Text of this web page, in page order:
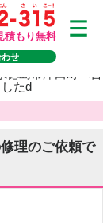
積もり無料
わせ
たd
理のご依頼で